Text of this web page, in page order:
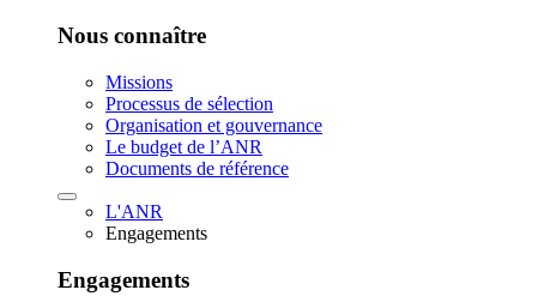
Nous connaître
Missions
Processus de sélection
Organisation et gouvernance
Le budget de l’ANR
Documents de référence
L'ANR
Engagements
Engagements